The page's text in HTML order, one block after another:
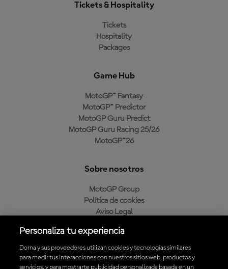
Tickets & Hospitality
Tickets
Hospitality
Packages
Game Hub
MotoGP™ Fantasy
MotoGP™ Predictor
MotoGP Guru Predict
MotoGP Guru Racing 25/26
MotoGP™26
Sobre nosotros
MotoGP Group
Política de cookies
Aviso Legal
Política de compra
Personaliza tu experiencia
Dorna y sus proveedores utilizan cookies y tecnologías similares
para medir tus interacciones con nuestros sitios web, productos y
servicios, y para mostrarte publicidad personalizada basada en un